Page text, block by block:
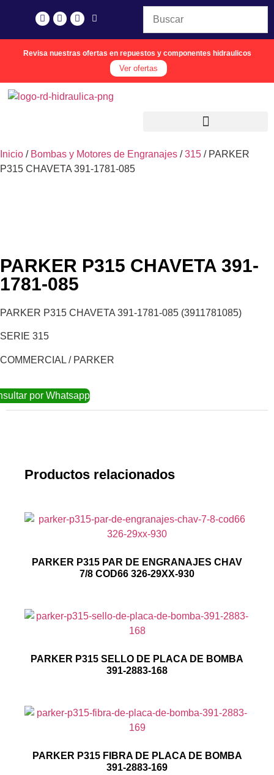
Revisa nuestras ofertas en repuestos y componentes hidraulicos
Ver ofertas
Inicio / Bombas y Motores de Engranajes /315 / PARKER
P315 CHAVETA 391-1781-085
PARKER P315 CHAVETA 391-
1781-085
PARKER P315 CHAVETA 391-1781-085 (3911781085)
SERIE 315
COMMERCIAL / PARKER
por Whatsapp
Productos relacionados
PARKER P315 PAR DE ENGRANAJES CHAV
7/8 COD66 326-29XX-930
PARKER P315 SELLO DE PLACA DE BOMBA
391-2883-168
PARKER P315 FIBRA DE PLACA DE BOMBA
391-2883-169